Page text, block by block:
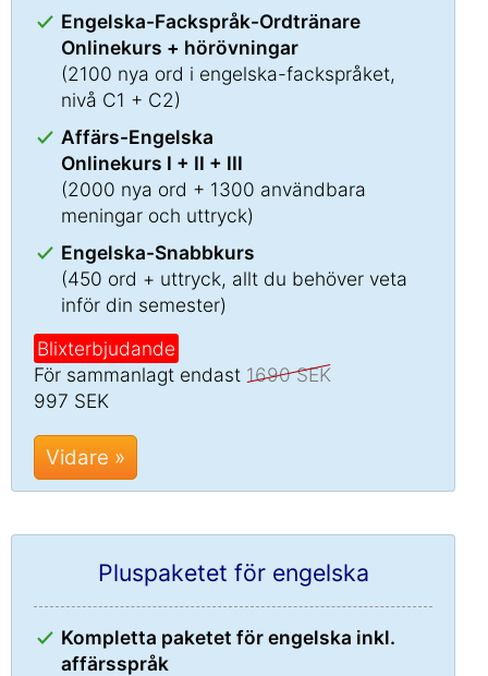
Engelska-Fackspråk-Ordtränare
Onlinekurs + hörövningar
(2100 nya ord i engelska-fackspråket,
nivå C1 + C2)
Affärs-Engelska
Onlinekurs I + II + III
(2000 nya ord + 1300 användbara
meningar och uttryck)
Engelska-Snabbkurs
(450 ord + uttryck, allt du behöver veta
inför din semester)
Blixterbjudande
För sammanlagt endast 1690 SEK
997 SEK
Vidare »
Pluspaketet för engelska
Kompletta paketet för engelska inkl.
affärsspråk